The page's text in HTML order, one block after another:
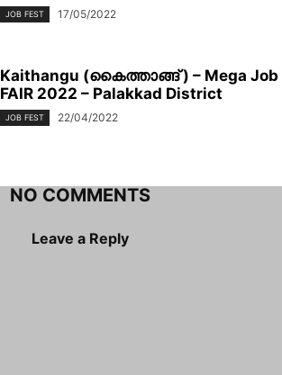
JOB FEST 17/05/2022
Kaithangu (കൈത്താങ്ങ് ) – Mega Job
FAIR 2022 – Palakkad District
JOB FEST 22/04/2022
NO COMMENTS
Leave a Reply